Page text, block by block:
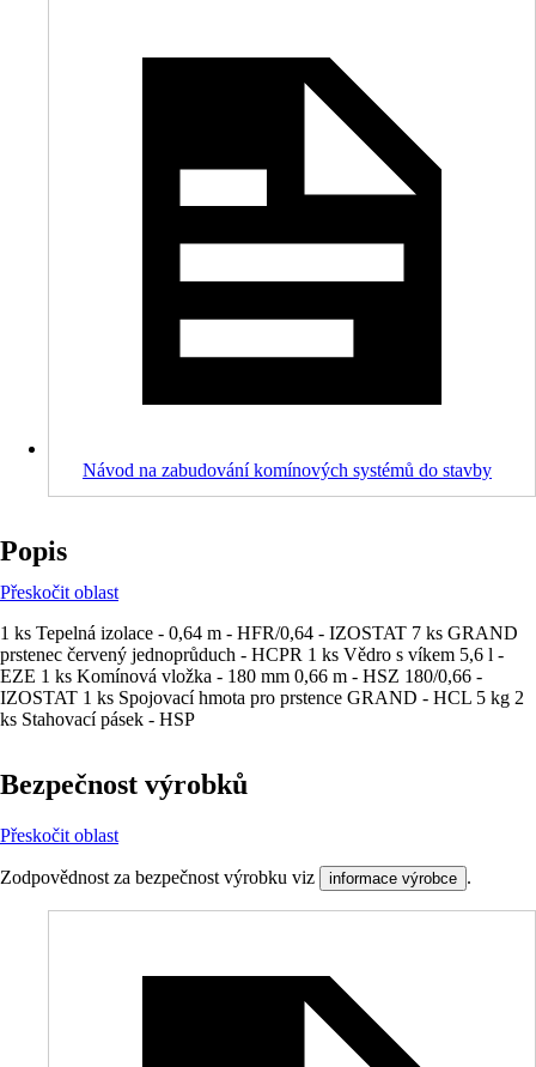
Návod na zabudování komínových systémů do stavby
Popis
Přeskočit oblast
1 ks Tepelná izolace - 0,64 m - HFR/0,64 - IZOSTAT 7 ks GRAND
prstenec červený jednoprůduch - HCPR 1 ks Vědro s víkem 5,6 l -
EZE 1 ks Komínová vložka - 180 mm 0,66 m - HSZ 180/0,66 -
IZOSTAT 1 ks Spojovací hmota pro prstence GRAND - HCL 5 kg 2
ks Stahovací pásek - HSP
Bezpečnost výrobků
Přeskočit oblast
Zodpovědnost za bezpečnost výrobku viz informace výrobce .